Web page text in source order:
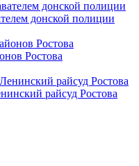
донской полиции
Ростова
райсуд Ростова